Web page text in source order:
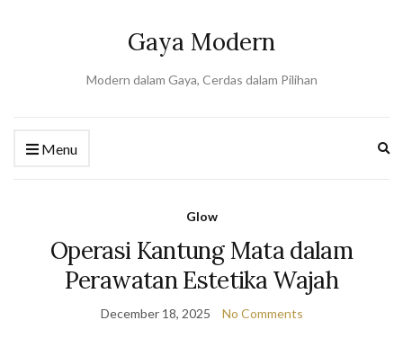
Gaya Modern
Modern dalam Gaya, Cerdas dalam Pilihan
Menu
Glow
Operasi Kantung Mata dalam
Perawatan Estetika Wajah
December 18, 2025 No Comments